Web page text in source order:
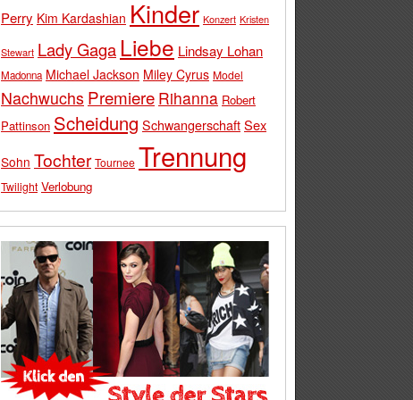
Perry Kim Kardashian Kinder Konzert Kristen
Stewart Lady Gaga Liebe Lindsay Lohan
Madonna Michael Jackson Miley Cyrus Model
Nachwuchs Premiere Rihanna Robert
Pattinson Scheidung SchwangerschaftSex
Sohn Tochter Tournee Trennung
Twilight Verlobung